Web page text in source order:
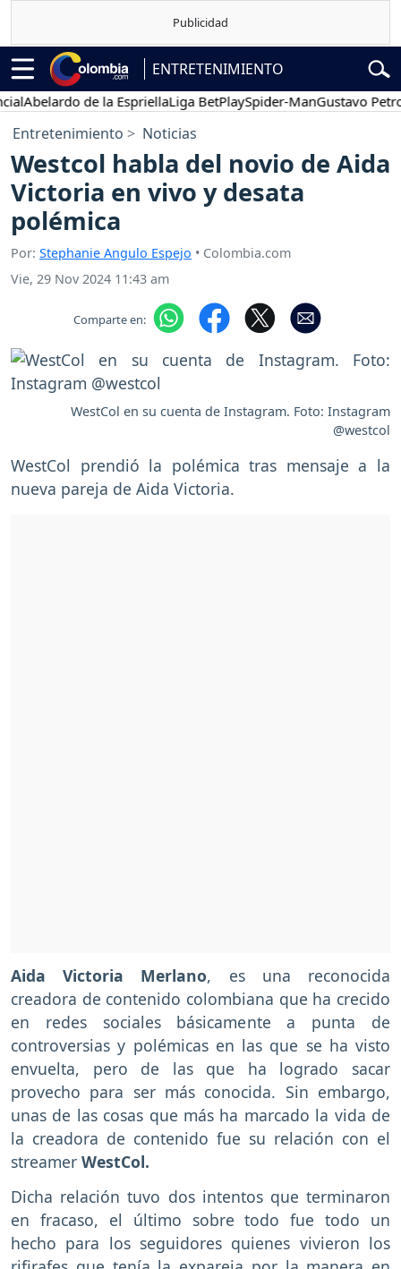
ENTRETENIMIENTO
de la EspriellaLiga BetPlaySpider-ManGustavo Petro
Entretenimiento Noticias
Westcol habla del novio de Aida
Victoria en vivo y desata
polémica
Por: Stephanie Angulo Espejo • Colombia.com
Vie, 29 Nov 2024 11:43 am
Comparte en:
WestCol en su cuenta de Instagram. Foto: Instagram
@westcol
WestCol prendió la polémica tras mensaje a la
nueva pareja de Aida Victoria.
Aida Victoria Merlano, es una reconocida
creadora de contenido colombiana que ha crecido
en redes sociales básicamente a punta de
controversias y polémicas en las que se ha visto
envuelta, pero de las que ha logrado sacar
provecho para ser más conocida. Sin embargo,
unas de las cosas que más ha marcado la vida de
la creadora de contenido fue su relación con el
streamer WestCol.
Dicha relación tuvo dos intentos que terminaron
en fracaso, el último sobre todo fue todo un
hecho para los seguidores quienes vivieron los